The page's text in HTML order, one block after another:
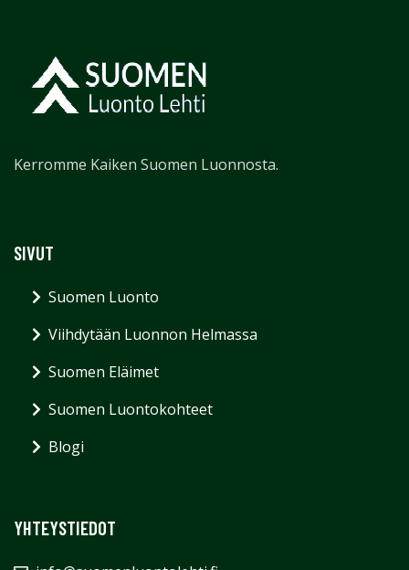
Kerromme Kaiken Suomen Luonnosta.
SIVUT
Suomen Luonto
Viihdytään Luonnon Helmassa
Suomen Eläimet
Suomen Luontokohteet
Blogi
YHTEYSTIEDOT